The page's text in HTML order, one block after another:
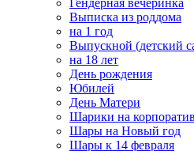
Гендерная вечеринка
Выписка из роддома
на 1 год
Выпускной (детский
на 18 лет
День рождения
Юбилей
День Матери
Шарики на корпоратив
Шары на Новый год
Шары к 14 февраля